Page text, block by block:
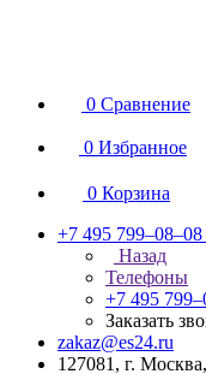
0 Сравнение
0 Избранное
0 Корзина
+7 495 799–08–08
Назад
Телефоны
+7 495
Заказать
zakaz@es24.ru
127081, г.